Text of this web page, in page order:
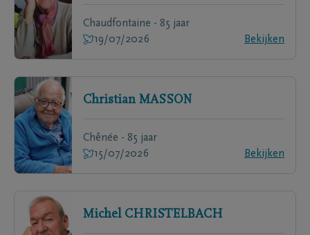
Chaudfontaine - 85 jaar
19/07/2026
Bekijken
Christian MASSON
Chênée - 85 jaar
15/07/2026
Bekijken
Michel CHRISTELBACH